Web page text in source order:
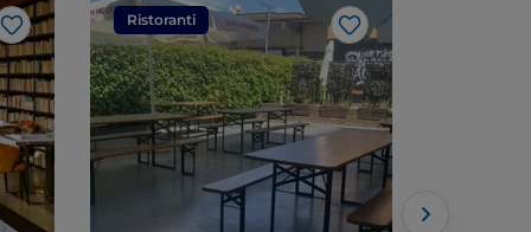
Like
Ristoranti
Like